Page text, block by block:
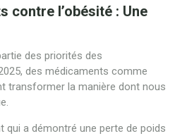
contre l’obésité : Une
des priorités des
des médicaments comme
transformer la manière dont nous
qui a démontré une perte de poids